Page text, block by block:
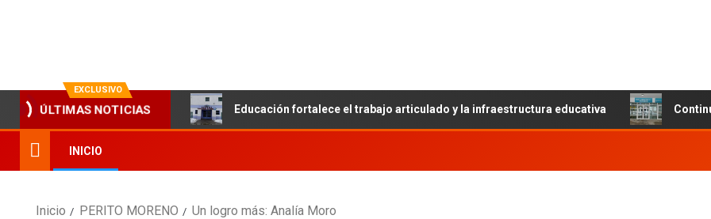
EXCLUSIVO
ÚLTIMAS NOTICIAS Educación fortalece el trabajo articulado y la infraestructura educativa
INICIO
Inicio PERITO MORENO Un logro más: Analía Moro